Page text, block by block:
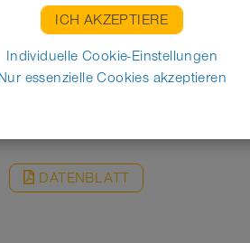
Ø- Innen (inch/mm)
DATENBLATT
ICH AKZEPTIERE
Individuelle Cookie-Einstellungen
essenzielle Cookies akzeptieren